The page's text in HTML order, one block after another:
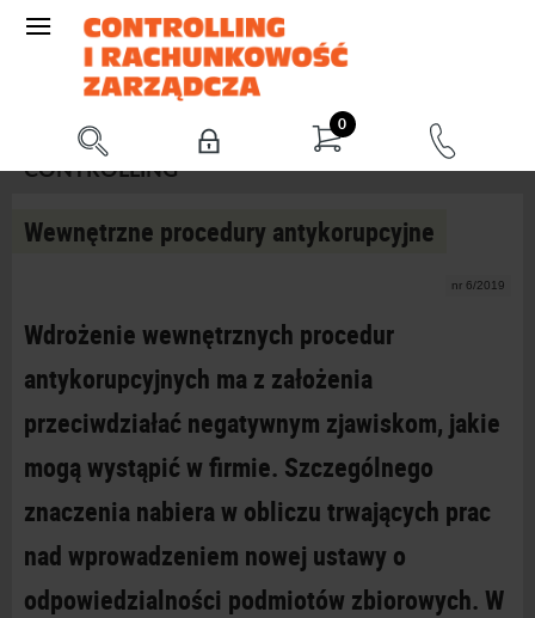
0
CONTROLLING
Wewnętrzne procedury antykorupcyjne
nr 6/2019
Wdrożenie wewnętrznych procedur
antykorupcyjnych ma z założenia
przeciwdziałać negatywnym zjawiskom, jakie
mogą wystąpić w firmie. Szczególnego
znaczenia nabiera w obliczu trwających prac
nad wprowadzeniem nowej ustawy o
odpowiedzialności podmiotów zbiorowych. W